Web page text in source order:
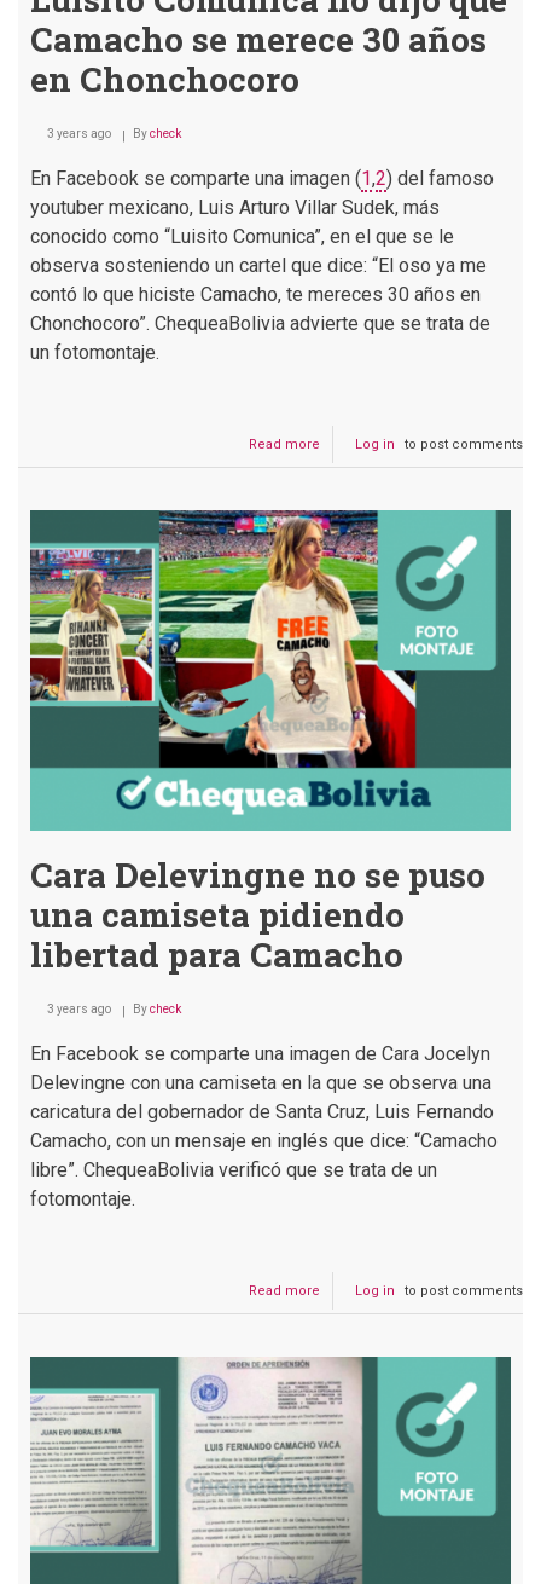
Camacho se merece 30 años
en Chonchocoro
3 years ago Bycheck
En Facebook se comparte una imagen (1,2) del famoso
youtuber mexicano, Luis Arturo Villar Sudek, más
conocido como “Luisito Comunica”, en el que se le
observa sosteniendo un cartel que dice: “El oso ya me
contó lo que hiciste Camacho, te mereces 30 años en
Chonchocoro”. ChequeaBolivia advierte que se trata de
un fotomontaje.
Read more
Luisito
dijo
que
Camacho
se
merece
30
años
en
Chonchocoro
Log in to post comments
Cara Delevingne no se puso
una camiseta pidiendo
libertad para Camacho
3 years ago Bycheck
En Facebook se comparte una imagen de Cara Jocelyn
Delevingne con una camiseta en la que se observa una
caricatura del gobernador de Santa Cruz, Luis Fernando
Camacho, con un mensaje en inglés que dice: “Camacho
libre”. ChequeaBolivia verificó que se trata de un
fotomontaje.
Read more
Cara
puso
una
pidiendo
libertad
para
Camacho
Log in to post comments